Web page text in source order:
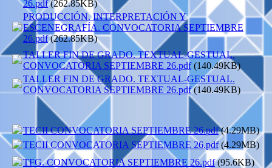
26.pdf(262.85KB)
PRODUCCIÓN. INTERPRETACIÓN Y
ESCENEGRAFÍA. CONVOCATORIA SEPTIEMBRE
26.pdf(262.85KB)
TALLER FIN DE GRADO. TEXTUAL-GESTUAL.
CONVOCATORIA SEPTIEMBRE 26.pdf(140.49KB)
TALLER FIN DE GRADO. TEXTUAL-GESTUAL.
CONVOCATORIA SEPTIEMBRE 26.pdf(140.49KB)
TECII CONVOCATORIA SEPTIEMBRE 26.pdf(4.29MB)
TECII CONVOCATORIA SEPTIEMBRE 26.pdf(4.29MB)
TFG. CONVOCATORIA SEPTIEMBRE 26.pdf(95.6KB)